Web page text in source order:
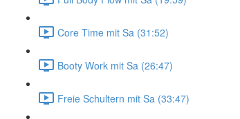
Core Time mit Sa (31:52)
Booty Work mit Sa (26:47)
Freie Schultern mit Sa (33:47)